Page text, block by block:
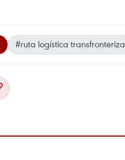
#ruta logística transfronteriza